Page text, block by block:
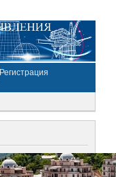
Регистрация